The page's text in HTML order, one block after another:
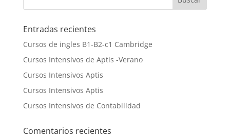
Entradas recientes
Cursos de ingles B1-B2-c1 Cambridge
Cursos Intensivos de Aptis -Verano
Cursos Intensivos Aptis
Cursos Intensivos Aptis
Cursos Intensivos de Contabilidad
Comentarios recientes